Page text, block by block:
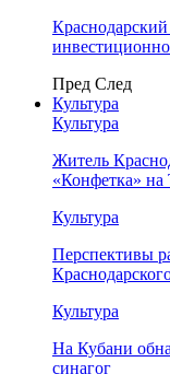
Пред След
Культура
Культура
Житель
«Конфетка»
Культура
Перспективы
Культура
На Кубани
синагог